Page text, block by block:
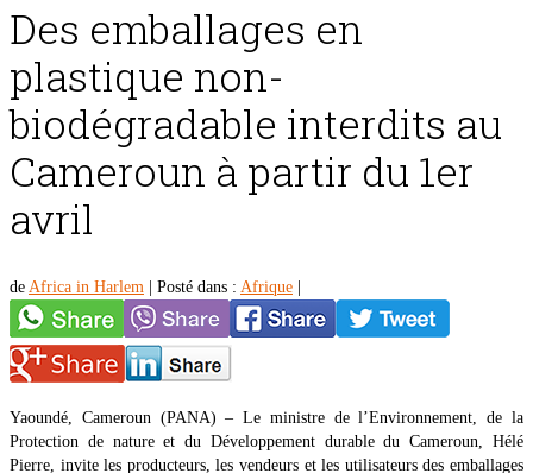
Des emballages en
plastique non-
biodégradable interdits au
Cameroun à partir du 1er
avril
de Africa in Harlem Posté dans : Afrique
Yaoundé, Cameroun (PANA) – Le ministre de l’Environnement, de la
Protection de nature et du Développement durable du Cameroun, Hélé
Pierre, invite les producteurs, les vendeurs et les utilisateurs des emballages